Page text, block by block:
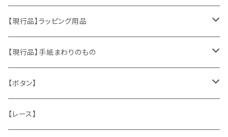
おもちゃ、ぬいぐるみ
くま、テディベア
うさぎ
ヴィンテージファブリック
ハンドメイド製品
お部屋に飾るもの
切手、FDC
ポストカード、カレンダー
マッチラベル、食品ラベル
蔵書票、荷札、ビュバー、伝票
【現行品】ラッピング用品
伝票、タグ、シール
袋、ラッピングペーパー
ひも、テープ
【現行品】手紙まわりのもの
封筒、ポストカード
切手
【ボタン】
木
【レース】